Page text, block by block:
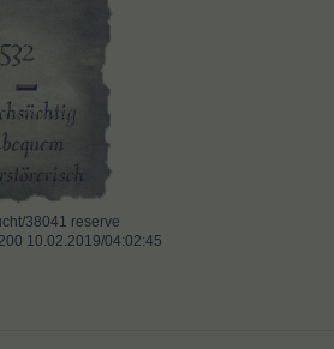
38041 reserve​
10.02.2019/04:02:45